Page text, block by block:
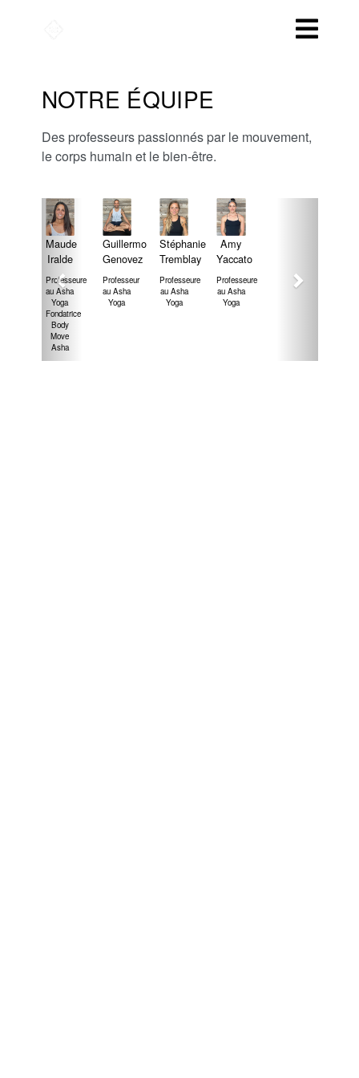
NOTRE ÉQUIPE
Des professeurs passionnés par le mouvement,
le corps humain et le bien-être.
Maude
Iralde
Professeure
au Asha
Yoga
Fondatrice
Body
Move
Asha
Guillermo
Genovez
Professeur
au Asha
Yoga
Stéphanie
Tremblay
Professeure
au Asha
Yoga
Amy
Yaccato
Professeure
au Asha
Yoga